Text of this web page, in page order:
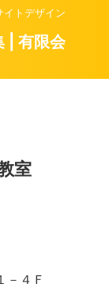
イトデザイン
| 有限会
室
－４Ｆ